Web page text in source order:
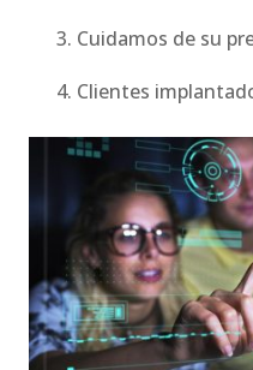
Cuidamos de su
Clientes